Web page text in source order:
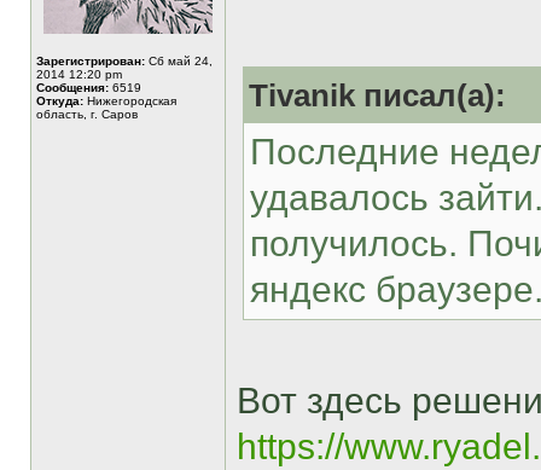
Зарегистрирован: Сб май 24,
2014 12:20 pm
Сообщения: 6519
Откуда: Нижегородская
область, г. Саров
Tivanik писал(а):
Последние
удавалось
получилось.
яндекс
Вот здесь
https://